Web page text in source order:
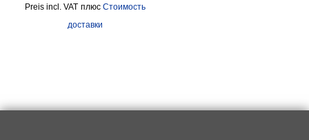
incl. VAT плюс Стоимость
доставки